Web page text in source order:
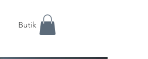
Butik